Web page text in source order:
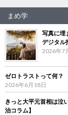
まめ学
写真に埋
デジタル
2026年7
ゼロトラストって何？
2026年6月18日
きっと大平元首相は泣
治コラム】